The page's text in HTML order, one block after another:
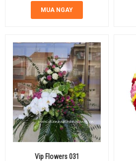
MUA NGAY
Vip Flowers 031